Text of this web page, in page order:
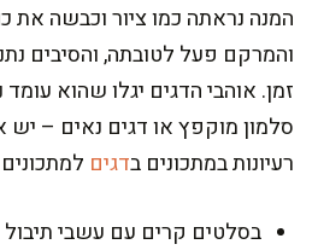
המנה נראתה כמו ציור וכבשה את
והמרקם פעל לטובתה, והסיבים
זמן. אוהבי הדגים יגלו שהוא
סלמון מוקפץ או דגים נאים –
רעיונות במתכונים בדגים
בסלטים קרים עם עשבי תיבול